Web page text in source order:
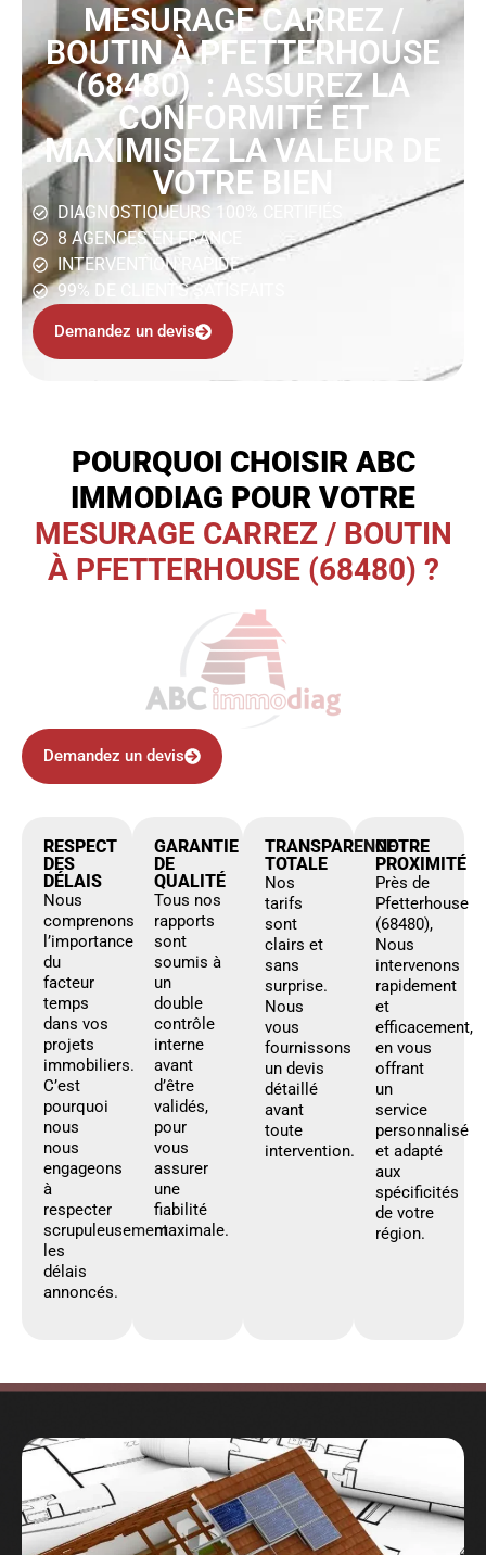
MESURAGE CARREZ /
BOUTIN À PFETTERHOUSE
(68480) : ASSUREZ LA
CONFORMITÉ ET
MAXIMISEZ LA VALEUR DE
VOTRE BIEN
DIAGNOSTIQUEURS 100% CERTIFIÉS
8 AGENCES EN FRANCE
INTERVENTION RAPIDE
99% DE CLIENTS SATISFAITS
Demandez un devis
POURQUOI CHOISIR ABC
IMMODIAG POUR VOTRE
MESURAGE CARREZ / BOUTIN
À PFETTERHOUSE (68480) ?
Demandez un devis
RESPECT
DES
DÉLAIS
Nous
comprenons
l’importance
du
facteur
temps
dans vos
projets
immobiliers.
C’est
pourquoi
nous
nous
engageons
à
respecter
scrupuleusement
les
délais
annoncés.
GARANTIE
DE
QUALITÉ
Tous nos
rapports
sont
soumis à
un
double
contrôle
interne
avant
d’être
validés,
pour
vous
assurer
une
fiabilité
maximale.
TRANSPARENCE
TOTALE
Nos
tarifs
sont
clairs et
sans
surprise.
Nous
vous
fournissons
un devis
détaillé
avant
toute
intervention.
NOTRE
PROXIMITÉ
Près de
Pfetterhouse
(68480),
Nous
intervenons
rapidement
et
efficacement,
en vous
offrant
un
service
personnalisé
et adapté
aux
spécificités
de votre
région.